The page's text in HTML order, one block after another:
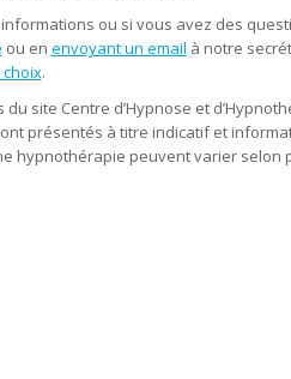
ou si vous avez des
ou en envoyant un email à notre
.
site Centre d’Hypnose et
présentés à titre indicatif et
hypnothérapie peuvent varier